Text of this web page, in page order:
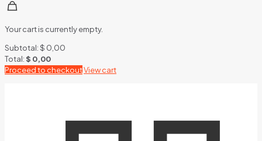
Your cart is currently empty.
Subtotal:$ 0,00
Total:$ 0,00
Proceed to checkoutView cart